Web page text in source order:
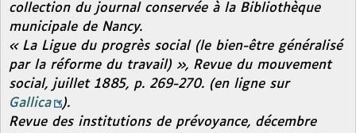
collection du journal conservée à la Bibliothèque
municipale de Nancy.
« La Ligue du progrès social (le bien-être généralisé
par la réforme du travail) », Revue du mouvement
social, juillet 1885, p. 269-270. (en ligne sur
Gallica
).
Revue des institutions de prévoyance, décembre